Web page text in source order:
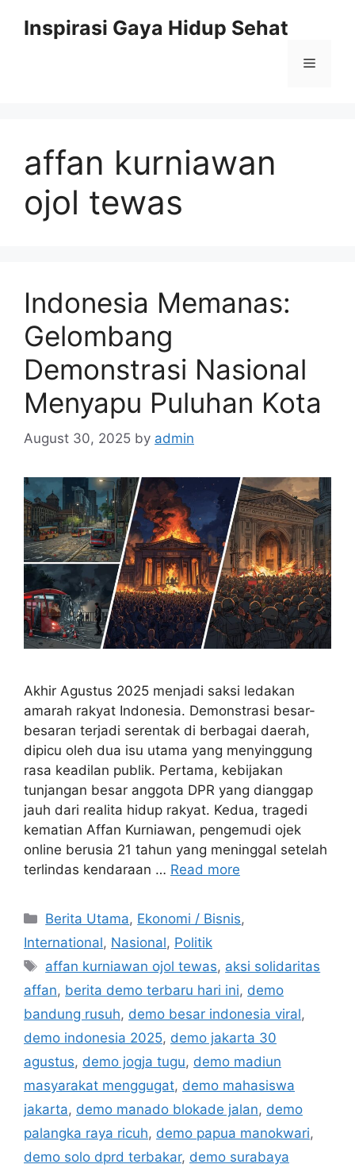
Inspirasi Gaya Hidup Sehat
Menu
affan kurniawan
ojol tewas
Indonesia Memanas:
Gelombang
Demonstrasi Nasional
Menyapu Puluhan Kota
August 30, 2025 by admin
Akhir Agustus 2025 menjadi saksi ledakan
amarah rakyat Indonesia. Demonstrasi besar-
besaran terjadi serentak di berbagai daerah,
dipicu oleh dua isu utama yang menyinggung
rasa keadilan publik. Pertama, kebijakan
tunjangan besar anggota DPR yang dianggap
jauh dari realita hidup rakyat. Kedua, tragedi
kematian Affan Kurniawan, pengemudi ojek
online berusia 21 tahun yang meninggal setelah
terlindas kendaraan … Read more
C
a
e
g
o
r
i
s
Berita Utama, Ekonomi / Bisnis,
International, Nasional, Politik
T
a
s
affan kurniawan ojol tewas, aksi solidaritas
affan, berita demo terbaru hari ini, demo
bandung rusuh, demo besar indonesia viral,
demo indonesia 2025, demo jakarta 30
agustus, demo jogja tugu, demo madiun
masyarakat menggugat, demo mahasiswa
jakarta, demo manado blokade jalan, demo
palangka raya ricuh, demo papua manokwari,
demo solo dprd terbakar, demo surabaya